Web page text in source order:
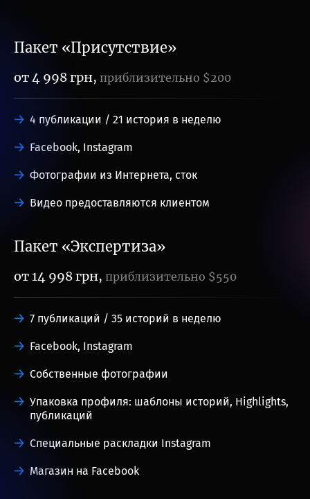
Пакет «Присутствие»
от 4 998 грн, приблизительно $200
4 публикации / 21 история в неделю
Facebook, Instagram
Фотографии из Интернета, сток
Видео предоставляются клиентом
Пакет «Экспертиза»
от 14 998 грн, приблизительно $550
7 публикаций / 35 историй в неделю
Facebook, Instagram
Собственные фотографии
Упаковка профиля: шаблоны историй, Highlights,
публикаций
Специальные раскладки Instagram
Магазин на Facebook